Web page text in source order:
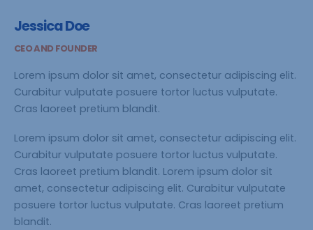
Jessica Doe
CEO AND FOUNDER
Lorem ipsum dolor sit amet, consectetur adipiscing elit.
Curabitur vulputate posuere tortor luctus vulputate.
Cras laoreet pretium blandit.
Lorem ipsum dolor sit amet, consectetur adipiscing elit.
Curabitur vulputate posuere tortor luctus vulputate.
Cras laoreet pretium blandit. Lorem ipsum dolor sit
amet, consectetur adipiscing elit. Curabitur vulputate
posuere tortor luctus vulputate. Cras laoreet pretium
blandit.